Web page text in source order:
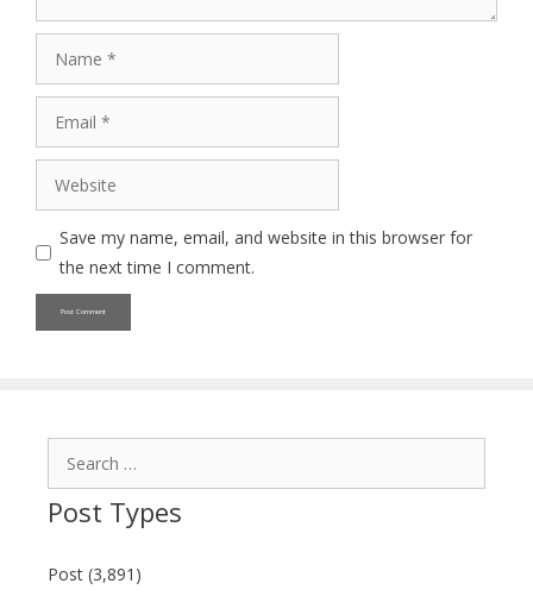
Website
Save my name, email, and website in this browser for
the next time I comment.
Post Types
Post (3,891)